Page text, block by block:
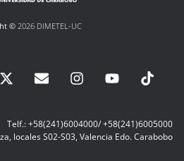
© 2026 DIMETEL-UC
Telf.: +58(241)6004000/ +58(241)6005000
locales S02-S03, Valencia Edo. Carabobo